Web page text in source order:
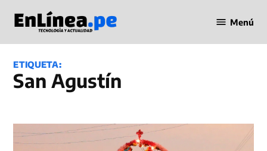
contenido
en Línea
Menú
ETIQUETA:
San Agustín